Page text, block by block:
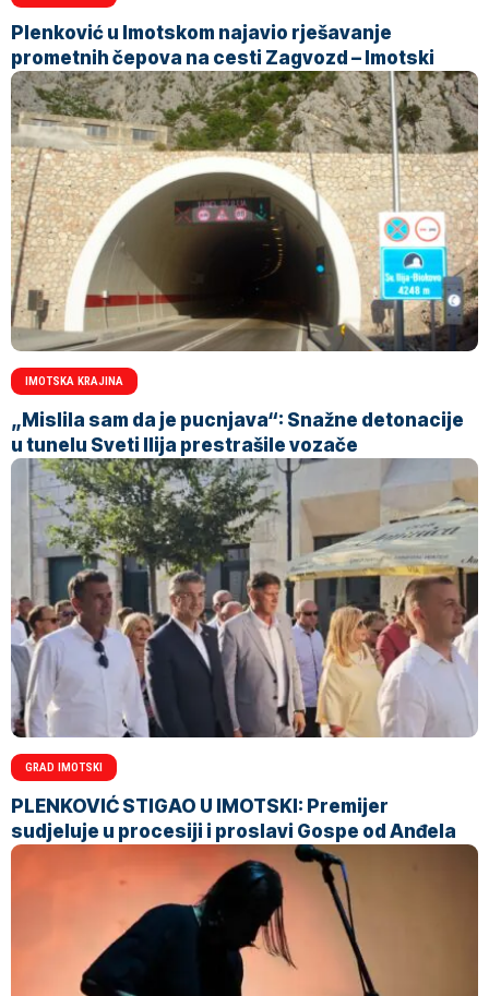
Plenković u Imotskom najavio rješavanje
prometnih čepova na cesti Zagvozd – Imotski
IMOTSKA KRAJINA
„Mislila sam da je pucnjava“: Snažne detonacije
u tunelu Sveti Ilija prestrašile vozače
GRAD IMOTSKI
PLENKOVIĆ STIGAO U IMOTSKI: Premijer
sudjeluje u procesiji i proslavi Gospe od Anđela